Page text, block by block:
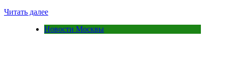
Читать далее
Новости Москвы